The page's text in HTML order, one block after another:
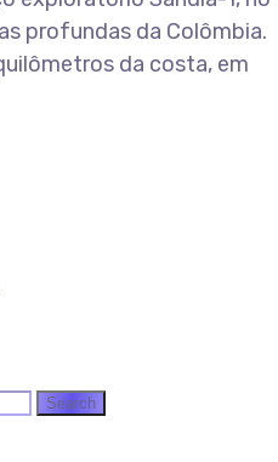
profundas da Colômbia.
da costa, em